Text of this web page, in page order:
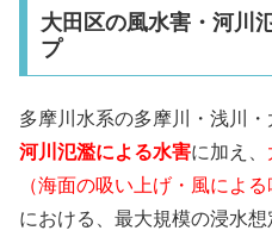
大田区の風水害・河川
プ
多摩川水系の多摩川・浅川・
河川氾濫による水害に加え、
（海面の吸い上げ・風によ
における、最大規模の浸水想